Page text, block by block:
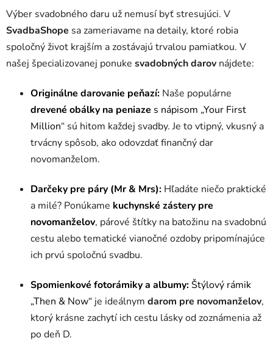
e
p
r
v
k
v
p
i
s
Výber svadobného daru už nemusí byť stresujúci. V
SvadbaShope sa zameriavame na detaily, ktoré robia
spoločný život krajším a zostávajú trvalou pamiatkou. V
našej špecializovanej ponuke svadobných darov nájdete:
Originálne darovanie peňazí: Naše populárne
drevené obálky na peniaze s nápisom „Your First
Million“ sú hitom každej svadby. Je to vtipný, vkusný a
trvácny spôsob, ako odovzdať finančný dar
novomanželom.
Darčeky pre páry (Mr & Mrs): Hľadáte niečo praktické
a milé? Ponúkame kuchynské zástery pre
novomanželov, párové štítky na batožinu na svadobnú
cestu alebo tematické vianočné ozdoby pripomínajúce
ich prvú spoločnú svadbu.
Spomienkové fotorámiky a albumy:Štýlový rámik
„Then & Now“ je ideálnym darom pre novomanželov,
ktorý krásne zachytí ich cestu lásky od zoznámenia až
po deň D.